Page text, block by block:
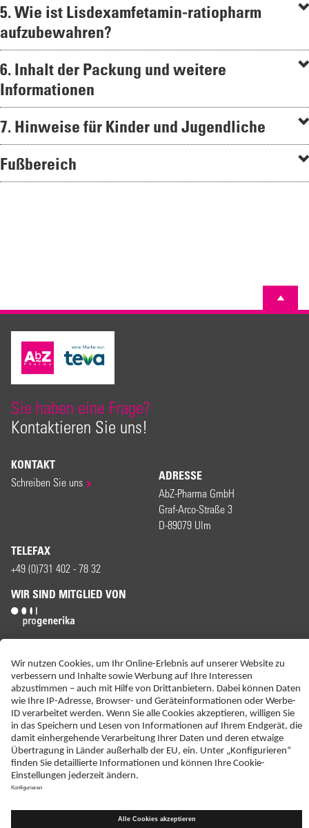
5. Wie ist Lisdexamfetamin-ratiopharm
aufzubewahren?
6. Inhalt der Packung und weitere
Informationen
7. Hinweise für Kinder und Jugendliche
Fußbereich
Sie haben eine Frage?
Kontaktieren Sie uns!
KONTAKT
Schreiben Sie uns ADRESSE
AbZ-Pharma GmbH
Graf-Arco-Straße 3
D-89079 Ulm
TELEFAX
+49 (0)731 402 - 78 32
WIR SIND MITGLIED VON
ERKLÄRUNG ZUR BARRIEREFREIHEIT
IMPRESSUM
KONTAKT
NEBENWIRKUNGSANZEIGEN
LIEFER-AGB